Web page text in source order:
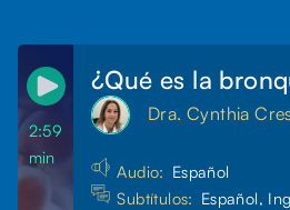
2:59
min
¿Qué es la
Dra. Cynthia
Audio: Español
Subtítulos: Español,